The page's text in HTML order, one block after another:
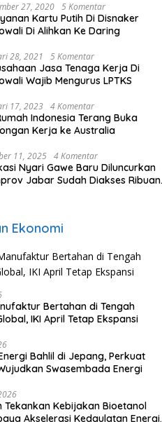
27, 2020 5 Komentar
Kartu Putih Di Disnaker
Di Alihkan Ke Daring
28, 2021 5 Komentar
Jasa Tenaga Kerja Di
Wajib Mengurus LPTKS
17, 2023 4 Komentar
Indonesia Terang Buka
Kerja ke Australia
11, 2025 4 Komentar
Nyari Gawe Baru Diluncurkan
Jabar Sudah Diakses Ribuan
Ekonomi
Bertahan di Tengah
IKI April Tetap Ekspansi
Bahlil di Jepang, Perkuat
Swasembada Energi
Tekankan Kebijakan Bioetanol
Akselerasi Kedaulatan Energi